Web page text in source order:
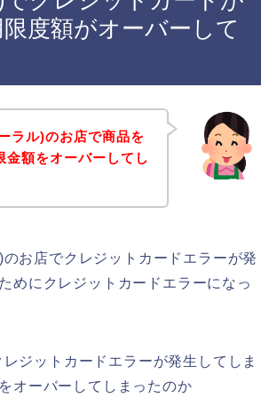
度額がオーバーして
ラル)のお店で商品を
金額をオーバーしてし
お店でクレジットカードエラーが発
めにクレジットカードエラーになっ
ジットカードエラーが発生してしま
オーバーしてしまったのか